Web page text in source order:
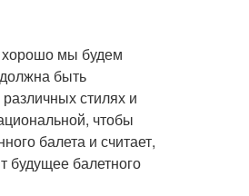
хорошо мы будем
быть
стилях и
чтобы
балета и считает,
будущее балетного